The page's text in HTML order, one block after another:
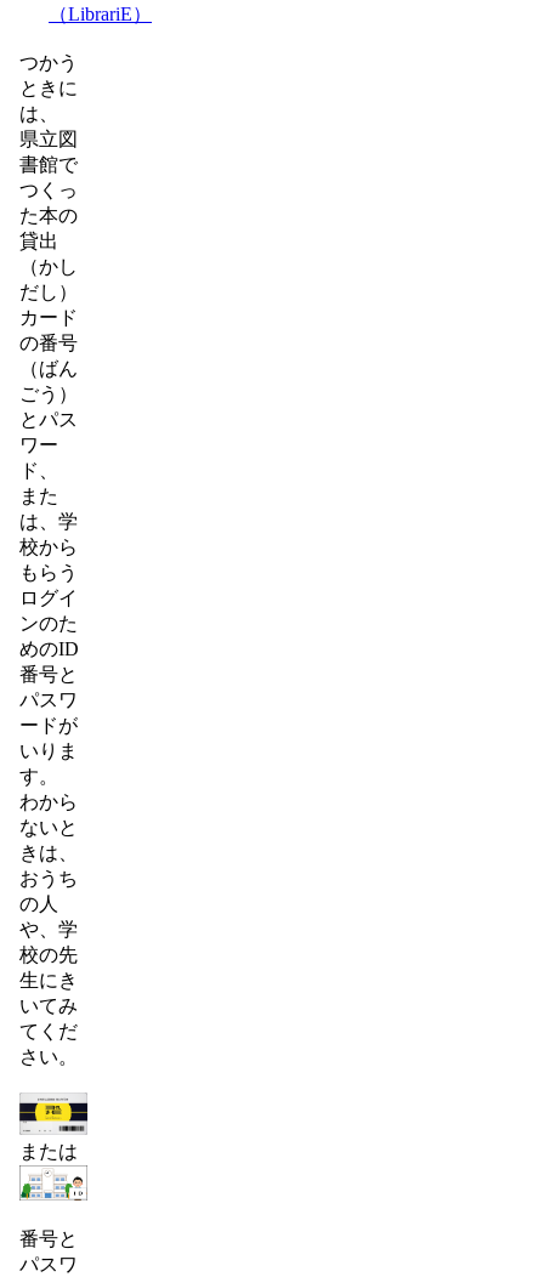
（LibrariE）
つかう
ときに
は、
県立図
書館で
つくっ
た本の
貸出
（かし
だし）
カード
の番号
（ばん
ごう）
とパス
ワー
ド、
また
は、学
校から
もらう
ログイ
ンのた
めのID
番号と
パスワ
ードが
いりま
す。
わから
ないと
きは、
おうち
の人
や、学
校の先
生にき
いてみ
てくだ
さい。
または
番号と
パスワ